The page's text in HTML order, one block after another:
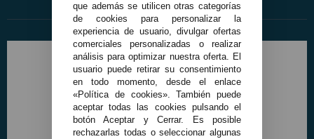
que además se utilicen otras categorías
de cookies para personalizar la
experiencia de usuario, divulgar ofertas
comerciales personalizadas o realizar
análisis para optimizar nuestra oferta. El
usuario puede retirar su consentimiento
en todo momento, desde el enlace
«Política de cookies». También puede
aceptar todas las cookies pulsando el
botón Aceptar y Cerrar. Es posible
rechazarlas todas o seleccionar algunas